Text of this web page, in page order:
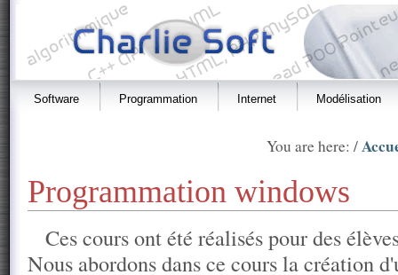
Software Programmation Internet Modélisation
You are here: /
Programmation windows
Ces cours ont été réalisés pour des
Nous abordons dans ce cours la création